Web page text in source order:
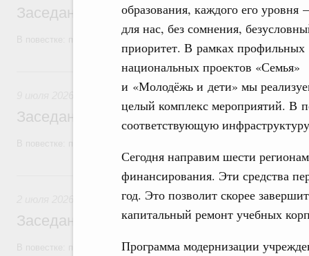
образования, каждого его уровня
для нас, без сомнения,
приоритет. В рамках профильных
национальных проектов «Семья»
и «Молодёжь и дети» мы
целый комплекс мероприятий. В
соответствующую
Сегодня направим шести
финансирования. Эти средства
год. Это позволит скорее
капитальный ремонт учебных
Программа модернизации
Заседание Правительства (2026 год,
9 июля, четверг
Заседание Правительства (2026 год,
2 июля, четверг
Заседание Правительства (2026 год,
В повестке: проекты федеральных законов.